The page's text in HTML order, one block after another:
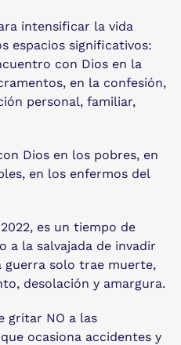
intensificar la vida
espacios significativos:
con Dios en la
en la confesión,
personal, familiar,
Dios en los pobres, en
en los enfermos del
es un tiempo de
a la salvajada de invadir
guerra solo trae muerte,
desolación y amargura.
gritar NO a las
ocasiona accidentes y